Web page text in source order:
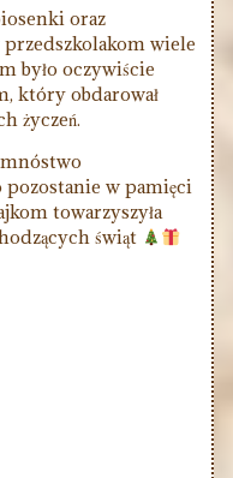
oraz
wiele
było oczywiście
który obdarował
życzeń.
w pamięci
towarzyszyła
świąt